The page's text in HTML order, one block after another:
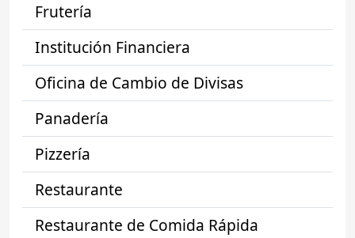
Frutería
Institución Financiera
Oficina de Cambio de Divisas
Panadería
Pizzería
Restaurante
Restaurante de Comida Rápida